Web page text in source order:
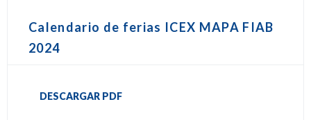
Calendario de ferias ICEX MAPA FIAB
2024
DESCARGAR PDF